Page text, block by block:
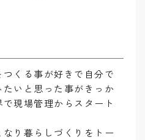
くる事が好きで自分で
いと思った事がきっか
現場管理からスタート
り暮らしづくりをトー